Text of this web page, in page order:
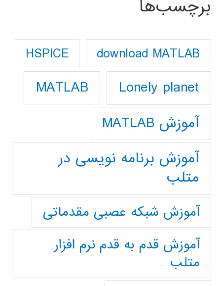
برچسب‌ها
download MATLAB
HSPICE
Lonely planet
MATLAB
آموزش MATLAB
آموزش برنامه نویسی در
متلب
آموزش شبکه عصبی مقدماتی
آموزش قدم به قدم نرم افزار
متلب